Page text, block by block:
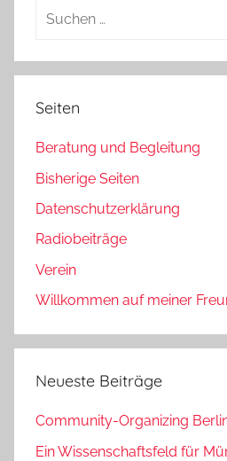
Suchen
Seiten
Beratung und Begleitung
Bisherige Seiten
Datenschutzerklärung
Radiobeiträge
Verein
Willkommen auf meiner
Neueste Beiträge
Community-Organizing Berlin
Ein Wissenschaftsfeld für